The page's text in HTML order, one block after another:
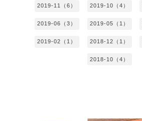
2019-11（6） 2019-10（4）
2019-06（3） 2019-05（1）
2019-02（1） 2018-12（1）
2018-10（4）